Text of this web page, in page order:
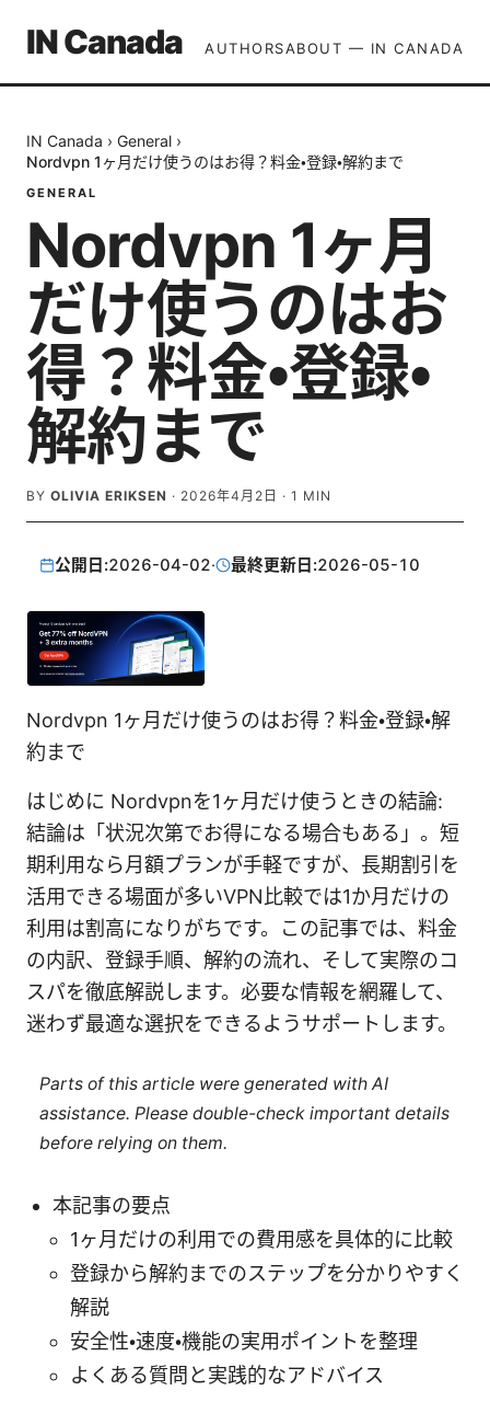
IN Canada AUTHORSABOUT — IN CANADA
IN Canada › General ›
Nordvpn 1ヶ月だけ使うのはお得？料金・登録・解約まで
GENERAL
Nordvpn 1ヶ月
だけ使うのはお
得？料金・登録・
解約まで
BY OLIVIA ERIKSEN · 2026年4月2日 · 1 MIN
公開日:2026-04-02· 最終更新日:2026-05-10
Nordvpn 1ヶ月だけ使うのはお得？料金・登録・解
約まで
はじめに Nordvpnを1ヶ月だけ使うときの結論:
結論は「状況次第でお得になる場合もある」。短
期利用なら月額プランが手軽ですが、長期割引を
活用できる場面が多いVPN比較では1か月だけの
利用は割高になりがちです。この記事では、料金
の内訳、登録手順、解約の流れ、そして実際のコ
スパを徹底解説します。必要な情報を網羅して、
迷わず最適な選択をできるようサポートします。
Parts of this article were generated with AI
assistance. Please double-check important details
before relying on them.
本記事の要点
1ヶ月だけの利用での費用感を具体的に比較
登録から解約までのステップを分かりやすく
解説
安全性・速度・機能の実用ポイントを整理
よくある質問と実践的なアドバイス